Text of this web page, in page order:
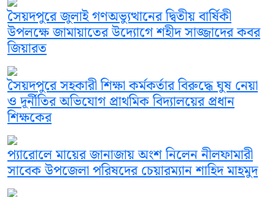
সৈয়দপুরে জুলাই গণঅভ্যুত্থানের দ্বিতীয় বার্ষিকী
উপলক্ষে জামায়াতের উদ্যোগে শহীদ সাজ্জাদের কবর
জিয়ারত
সৈয়দপুরে সহকারী শিক্ষা কর্মকর্তার বিরুদ্ধে ঘুষ নেয়া
ও দূর্নীতির অভিযোগ প্রাথমিক বিদ্যালয়ের প্রধান
শিক্ষকের
প্যারোলে মায়ের জানাজায় অংশ নিলেন নীলফামারী
সাবেক উপজেলা পরিষদের চেয়ারম্যান শাহিদ মাহমুদ